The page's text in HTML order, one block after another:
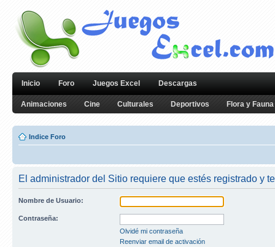
Inicio Foro Juegos Excel Descargas
Animaciones Cine Culturales Deportivos Flora y Fauna
Indice Foro
El administrador del Sitio requiere que estés registrado y
Nombre de Usuario:
Contraseña:
Olvidé mi contraseña
Reenviar email de activación